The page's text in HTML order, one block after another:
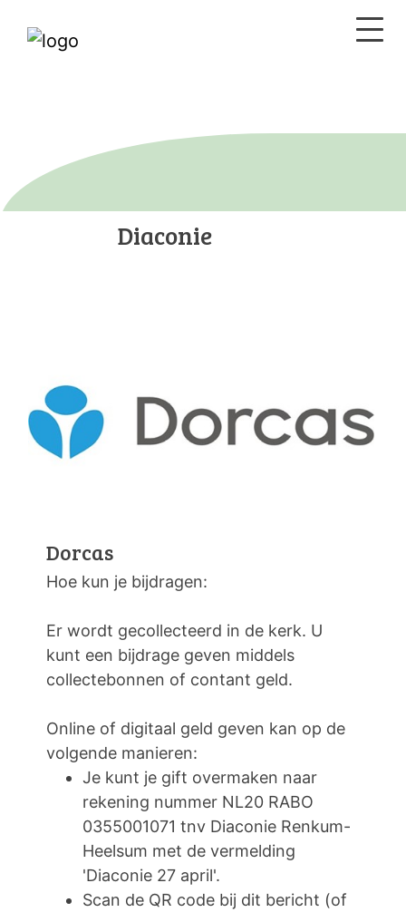
Diaconie
Dorcas
Hoe kun je bijdragen:
Er wordt gecollecteerd in de kerk. U
kunt een bijdrage geven middels
collectebonnen of contant geld.
Online of digitaal geld geven kan op de
volgende manieren:
Je kunt je gift overmaken naar
rekening nummer NL20 RABO
0355001071 tnv Diaconie Renkum-
Heelsum met de vermelding
'Diaconie 27 april'.
Scan de QR code bij dit bericht (of